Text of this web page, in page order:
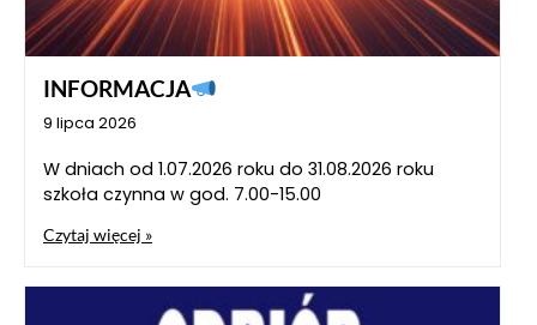
INFORMACJA
9 lipca 2026
W dniach od 1.07.2026 roku do 31.08.2026 roku
szkoła czynna w god. 7.00-15.00
Czytaj więcej »